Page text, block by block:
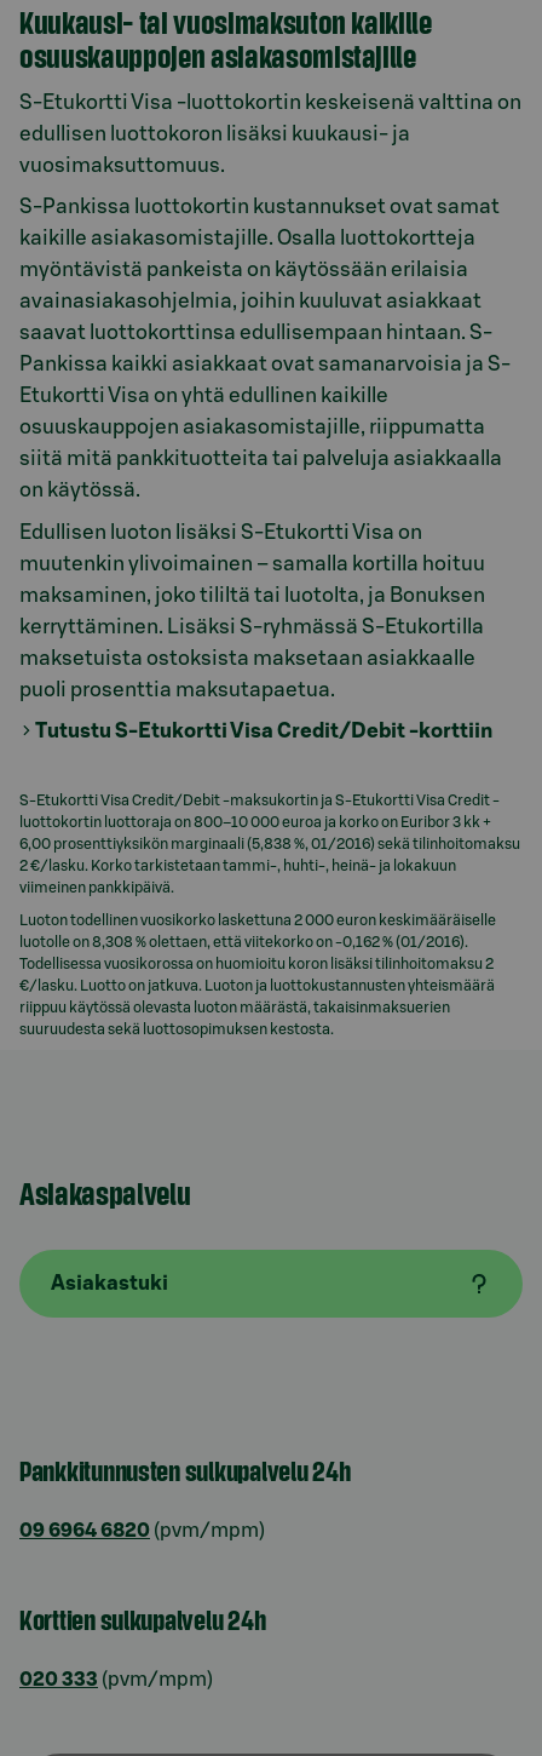
Kuukausi- tai vuosimaksuton kaikille
osuuskauppojen asiakasomistajille
S-Etukortti Visa -luottokortin keskeisenä valttina on
edullisen luottokoron lisäksi kuukausi- ja
vuosimaksuttomuus.
S-Pankissa luottokortin kustannukset ovat samat
kaikille asiakasomistajille. Osalla luottokortteja
myöntävistä pankeista on käytössään erilaisia
avainasiakasohjelmia, joihin kuuluvat asiakkaat
saavat luottokorttinsa edullisempaan hintaan. S-
Pankissa kaikki asiakkaat ovat samanarvoisia ja S-
Etukortti Visa on yhtä edullinen kaikille
osuuskauppojen asiakasomistajille, riippumatta
siitä mitä pankkituotteita tai palveluja asiakkaalla
on käytössä.
Edullisen luoton lisäksi S-Etukortti Visa on
muutenkin ylivoimainen – samalla kortilla hoituu
maksaminen, joko tililtä tai luotolta, ja Bonuksen
kerryttäminen. Lisäksi S-ryhmässä S-Etukortilla
maksetuista ostoksista maksetaan asiakkaalle
puoli prosenttia maksutapaetua.
Tutustu S-Etukortti Visa Credit/Debit -korttiin
S-Etukortti Visa Credit/Debit -maksukortin ja S-Etukortti Visa Credit -
luottokortin luottoraja on 800–10 000 euroa ja korko on Euribor 3 kk +
6,00 prosenttiyksikön marginaali (5,838 %, 01/2016) sekä tilinhoitomaksu
2 €/lasku. Korko tarkistetaan tammi-, huhti-, heinä- ja lokakuun
viimeinen pankkipäivä.
Luoton todellinen vuosikorko laskettuna 2 000 euron keskimääräiselle
luotolle on 8,308 % olettaen, että viitekorko on -0,162 % (01/2016).
Todellisessa vuosikorossa on huomioitu koron lisäksi tilinhoitomaksu 2
€/lasku. Luotto on jatkuva. Luoton ja luottokustannusten yhteismäärä
riippuu käytössä olevasta luoton määrästä, takaisinmaksuerien
suuruudesta sekä luottosopimuksen kestosta.
Asiakaspalvelu
Asiakastuki
Pankkitunnusten sulkupalvelu 24h
09 6964 6820 (pvm/mpm)
Korttien sulkupalvelu 24h
020 333 (pvm/mpm)